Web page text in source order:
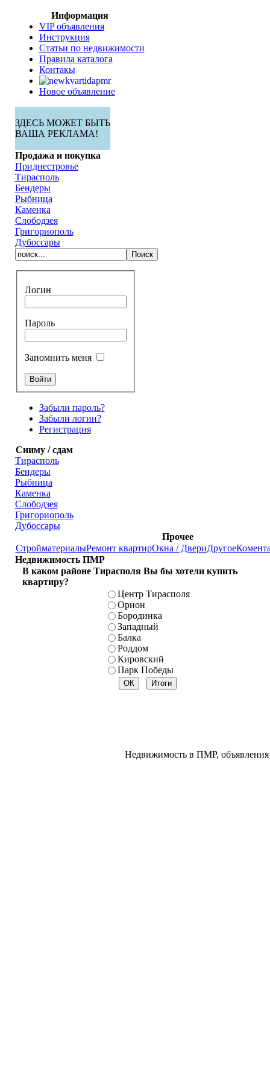
Информация
VIP объявления
Инструкция
Статьи по недвижимости
Правила каталога
Контакы
Новое объявление
ЗДЕСЬ МОЖЕТ БЫТЬ
ВАША РЕКЛАМА!
Продажа и покупка
Приднестровье
Тирасполь
Бендеры
Рыбница
Каменка
Слободзея
Григориополь
Дубоссары
Логин
Пароль
Запомнить меня
Забыли пароль?
Забыли логин?
Регистрация
Сниму / сдам
Тирасполь
Бендеры
Рыбница
Каменка
Слободзея
Григориополь
Дубоссары
Прочее
СтройматериалыРемонт квартирОкна / ДвериДругое
Недвижимость ПМР
В каком районе Тирасполя Вы бы хотели купить
квартиру?
Центр Тирасполя
Орион
Бородинка
Западный
Балка
Роддом
Кировский
Парк Победы
Недвижимость в ПМР, объявления